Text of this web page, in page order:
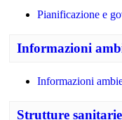
Pianificazione e
Informazioni
Informazioni
Strutture